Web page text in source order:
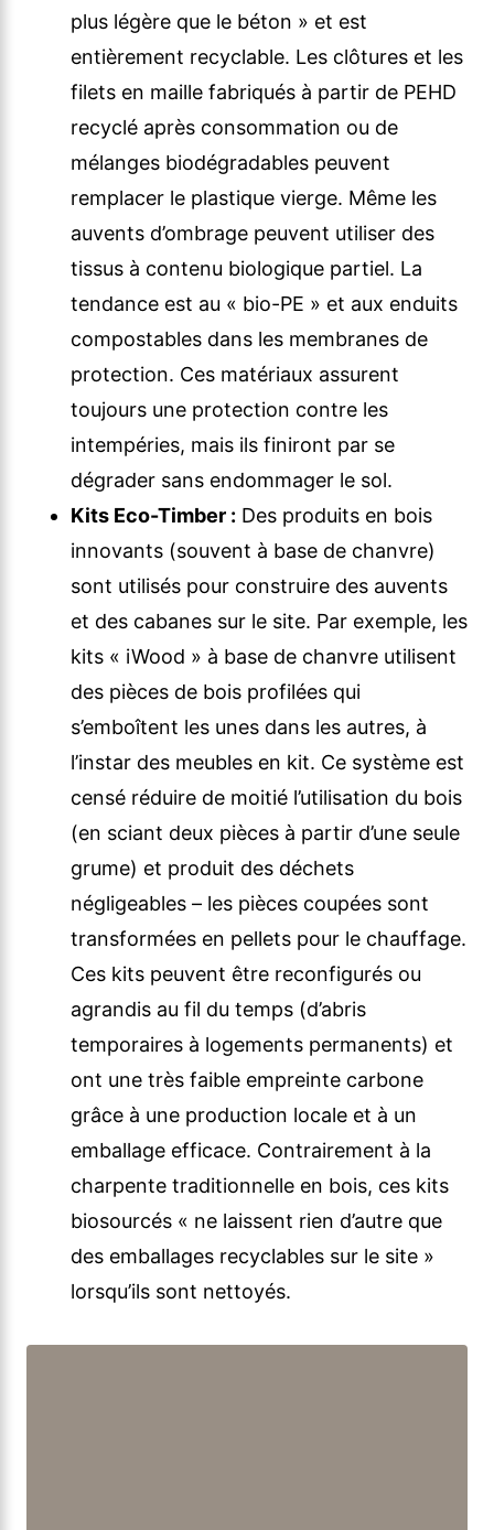
plus légère que le béton » et est
entièrement recyclable. Les clôtures et les
filets en maille fabriqués à partir de PEHD
recyclé après consommation ou de
mélanges biodégradables peuvent
remplacer le plastique vierge. Même les
auvents d’ombrage peuvent utiliser des
tissus à contenu biologique partiel. La
tendance est au « bio-PE » et aux enduits
compostables dans les membranes de
protection. Ces matériaux assurent
toujours une protection contre les
intempéries, mais ils finiront par se
dégrader sans endommager le sol.
Kits Eco-Timber : Des produits en bois
innovants (souvent à base de chanvre)
sont utilisés pour construire des auvents
et des cabanes sur le site. Par exemple, les
kits « iWood » à base de chanvre utilisent
des pièces de bois profilées qui
s’emboîtent les unes dans les autres, à
l’instar des meubles en kit. Ce système est
censé réduire de moitié l’utilisation du bois
(en sciant deux pièces à partir d’une seule
grume) et produit des déchets
négligeables – les pièces coupées sont
transformées en pellets pour le chauffage.
Ces kits peuvent être reconfigurés ou
agrandis au fil du temps (d’abris
temporaires à logements permanents) et
ont une très faible empreinte carbone
grâce à une production locale et à un
emballage efficace. Contrairement à la
charpente traditionnelle en bois, ces kits
biosourcés « ne laissent rien d’autre que
des emballages recyclables sur le site »
lorsqu’ils sont nettoyés.